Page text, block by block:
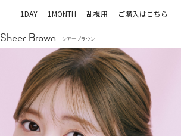
1DAY 1MONTH 乱視用 ご購入はこちら
Sheer Brown シアーブラウン